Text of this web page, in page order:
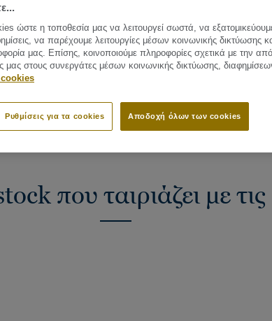
(10)
Embossing-In-Register designs for
authentic textures
AC4
Durable (20-year warranty for
HDF
Total
Plank (1 κωδ.)
που ταιριάζει με
ώστε η τοποθεσία μας να λειτουργεί σωστά, να
να παρέχουμε λειτουργίες μέσων κοινωνικής δικτύωσης
μας. Επίσης, κοινοποιούμε πληροφορίες σχετικά με την
μας στους συνεργάτες μέσων κοινωνικής δικτύωσης,
cookies
Αποδοχή όλων των cookies
Ρυθμίσεις για τα cookies